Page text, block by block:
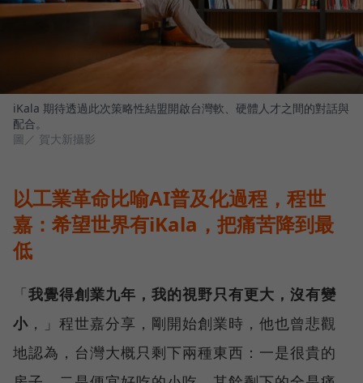
iKala 期待透過此次策略性結盟開啟台灣軟、硬體人才之間的對話與
配合。
圖／ 賀大新攝影
以工業革命比喻AI普及化過程，程世
嘉：希望世界有iKala，把痛苦降到最
低
「我覺得創業九年，我的視野只有更大，沒有變
小 ，」程世嘉分享，剛開始創業時，他也曾悲觀
地認為，台灣大概只剩下兩種東西：一是很貴的